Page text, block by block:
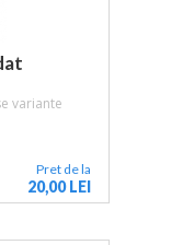
variante
Pret de la
20,00 LEI